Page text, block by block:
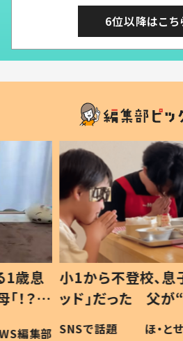
6位以降はこち
歳息
？」
編集部
小1から不登校、息
ッド」だった 父が
作り続ける理由と
SNSで話題 ほ・と